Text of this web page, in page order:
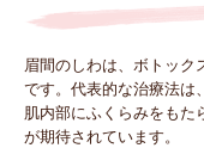
眉間のしわは、ボトック
です。代表的な治療法は
肌内部にふくらみをもた
が期待されています。